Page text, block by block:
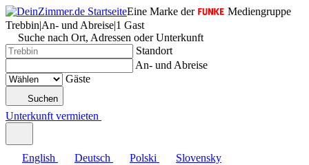
Eine Marke der
Mediengruppe
Trebbin|An- und Abreise|1 Gast
Suche nach Ort, Adressen oder Unterkunft
Standort
An- und Abreise
Gäste
Suchen
Unterkunft vermieten
English Deutsch Polski Slovensky